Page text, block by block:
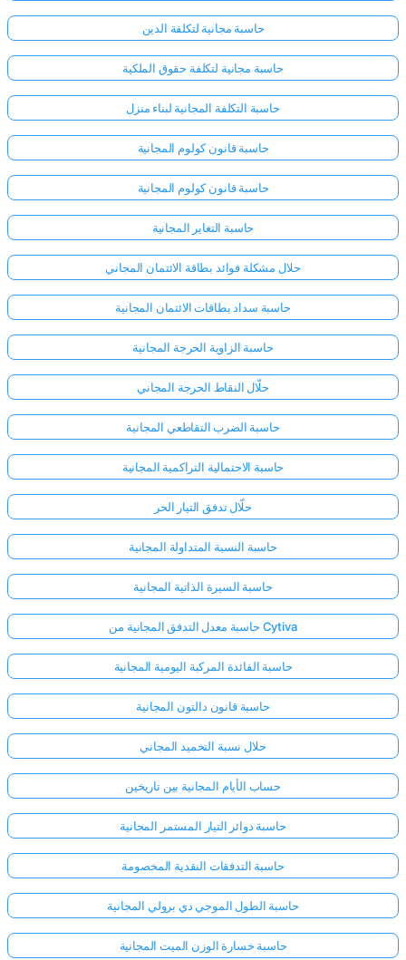
حاسبة مجانية لتكلفة الدين
حاسبة مجانية لتكلفة حقوق الملكية
حاسبة التكلفة المجانية لبناء منزل
حاسبة قانون كولوم المجانية
حاسبة قانون كولوم المجانية
حاسبة التغاير المجانية
حلال مشكلة فوائد بطاقة الائتمان المجاني
حاسبة سداد بطاقات الائتمان المجانية
حاسبة الزاوية الحرجة المجانية
حلّال النقاط الحرجة المجاني
حاسبة الضرب التقاطعي المجانية
حاسبة الاحتمالية التراكمية المجانية
حلّال تدفق التيار الحر
حاسبة النسبة المتداولة المجانية
حاسبة السيرة الذاتية المجانية
حاسبة معدل التدفق المجانية من Cytiva
حاسبة الفائدة المركبة اليومية المجانية
حاسبة قانون دالتون المجانية
حلال نسبة التخميد المجاني
حساب الأيام المجانية بين تاريخين
حاسبة دوائر التيار المستمر المجانية
حاسبة التدفقات النقدية المخصومة
حاسبة الطول الموجي دي برولي المجانية
حاسبة خسارة الوزن الميت المجانية